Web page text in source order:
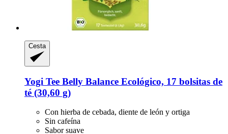
Cesta
Yogi Tee Belly Balance Ecológico, 17 bolsitas de
té (30,60 g)
Con hierba de cebada, diente de león y ortiga
Sin cafeína
Sabor suave